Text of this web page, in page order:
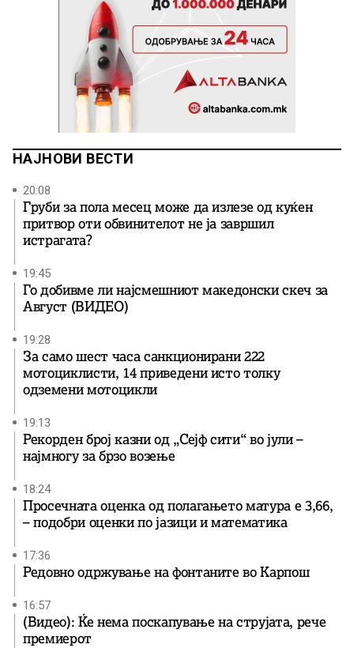
НАЈНОВИ ВЕСТИ
20:08
Груби за пола месец може да излезе од куќен
притвор оти обвинителот не ја завршил
истрагата?
19:45
Го добивме ли најсмешниот македонски скеч за
Август (ВИДЕО)
19:28
За само шест часа санкционирани 222
мотоциклисти, 14 приведени исто толку
одземени мотоцикли
19:13
Рекорден број казни од „Сејф сити“ во јули –
најмногу за брзо возење
18:24
Просечната оценка од полагањето матура е 3,66,
– подобри оценки по јазици и математика
17:36
Редовно одржување на фонтаните во Карпош
16:57
(Видео): Ќе нема поскапување на струјата, рече
премиерот